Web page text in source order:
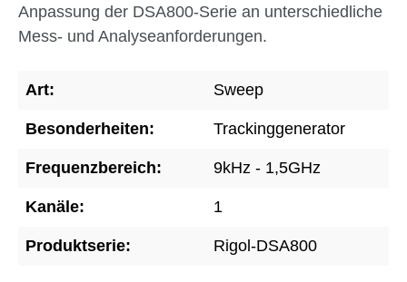
Anpassung der DSA800-Serie an unterschiedliche
Mess- und Analyseanforderungen.
Art: Sweep
Besonderheiten: Trackinggenerator
Frequenzbereich: 9kHz - 1,5GHz
Kanäle: 1
Produktserie: Rigol-DSA800